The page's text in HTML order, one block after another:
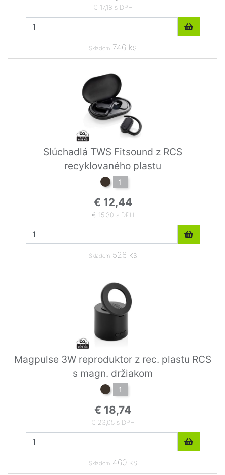
€ 17,18 s DPH
Skladom 746 ks
Slúchadlá TWS Fitsound z RCS
recyklovaného plastu
1
€ 12,44
€ 15,30 s DPH
Skladom526 ks
Magpulse 3W reproduktor z rec. plastu RCS
s magn. držiakom
1
€ 18,74
€ 23,05 s DPH
Skladom460 ks